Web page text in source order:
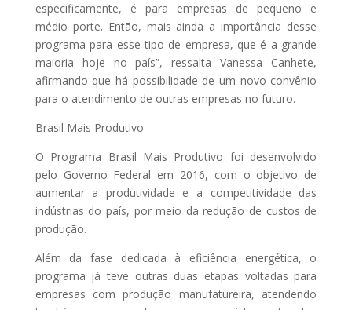
especificamente, é para empresas de pequeno e
médio porte. Então, mais ainda a importância desse
programa para esse tipo de empresa, que é a grande
maioria hoje no país”, ressalta Vanessa Canhete,
afirmando que há possibilidade de um novo convênio
para o atendimento de outras empresas no futuro.
Brasil Mais Produtivo
O Programa Brasil Mais Produtivo foi desenvolvido
pelo Governo Federal em 2016, com o objetivo de
aumentar a produtividade e a competitividade das
indústrias do país, por meio da redução de custos de
produção.
Além da fase dedicada à eficiência energética, o
programa já teve outras duas etapas voltadas para
empresas com produção manufatureira, atendendo